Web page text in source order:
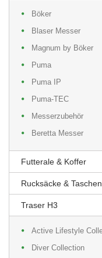
Böker
Blaser Messer
Magnum by Böker
Puma
Puma IP
Puma-TEC
Messerzubehör
Beretta Messer
Futterale & Koffer
Rucksäcke & Taschen
Traser H3
Active Lifestyle
Diver Collection